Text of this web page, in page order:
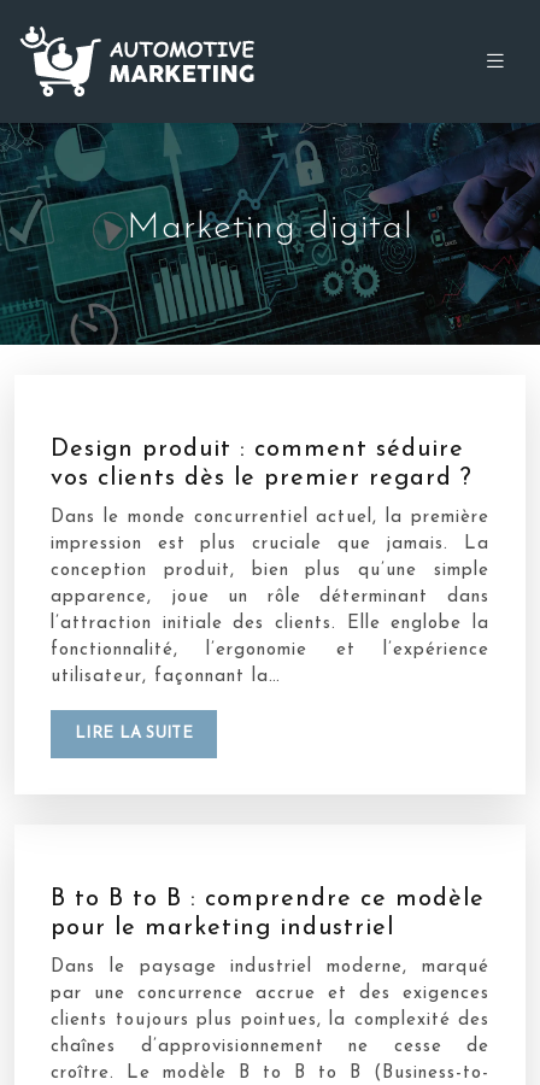
Marketing digital
Design produit : comment séduire
vos clients dès le premier regard ?
Dans le monde concurrentiel actuel, la première
impression est plus cruciale que jamais. La
conception produit, bien plus qu’une simple
apparence, joue un rôle déterminant dans
l’attraction initiale des clients. Elle englobe la
fonctionnalité, l’ergonomie et l’expérience
utilisateur, façonnant la…
LIRE LA SUITE
B to B to B : comprendre ce modèle
pour le marketing industriel
Dans le paysage industriel moderne, marqué
par une concurrence accrue et des exigences
clients toujours plus pointues, la complexité des
chaînes d’approvisionnement ne cesse de
croître. Le modèle B to B to B (Business-to-